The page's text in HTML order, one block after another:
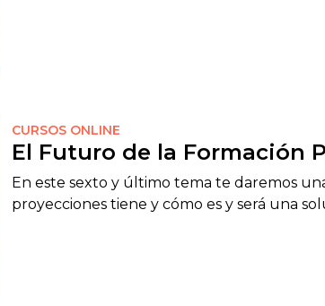
CURSOS ONLINE
El Futuro de la Formación
En este sexto y último tema te daremos
proyecciones tiene y cómo es y será una